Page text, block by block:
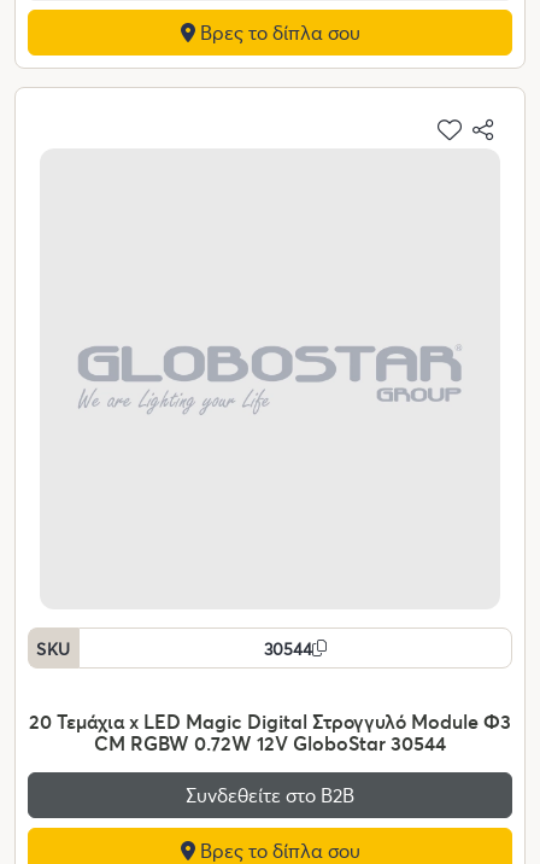
Βρες το δίπλα σου
SKU 30544
20 Τεμάχια x LED Magic Digital Στρογγυλό Module Φ3
CM RGBW 0.72W 12V GloboStar 30544
Συνδεθείτε στο Β2Β
Βρες το δίπλα σου